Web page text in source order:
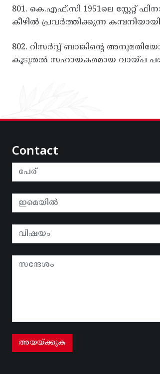
801. കെ.എഫ്.സി 1951ലെ
കീഴില്‍ പ്രവര്‍ത്തിക്കുന്ന
802. റിസര്‍വ്വ് ബാങ്കിന്റെ
കൂടുതല്‍ സഹായകരമായ വായ്പ
Contact